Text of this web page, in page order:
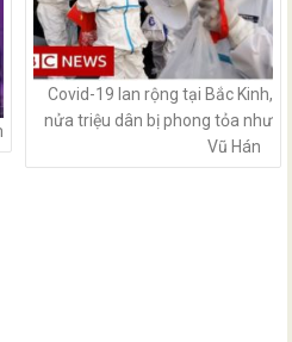
Covid-19 lan rộng tại Bắc Kinh,
nửa triệu dân bị phong tỏa như
Vũ Hán